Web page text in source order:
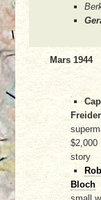
Mars 1944
story
Bloch